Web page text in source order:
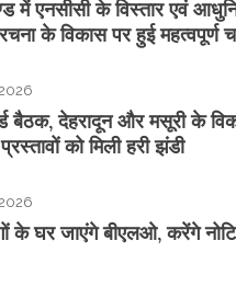
में एनसीसी के विस्तार एवं
के विकास पर हुई महत्वपूर्ण
बैठक, देहरादून और मसूरी के
को मिली हरी झंडी
के घर जाएंगे बीएलओ, करेंगे